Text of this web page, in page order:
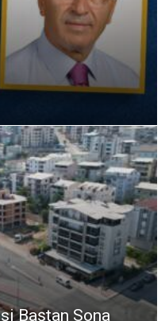
Baştan Sona